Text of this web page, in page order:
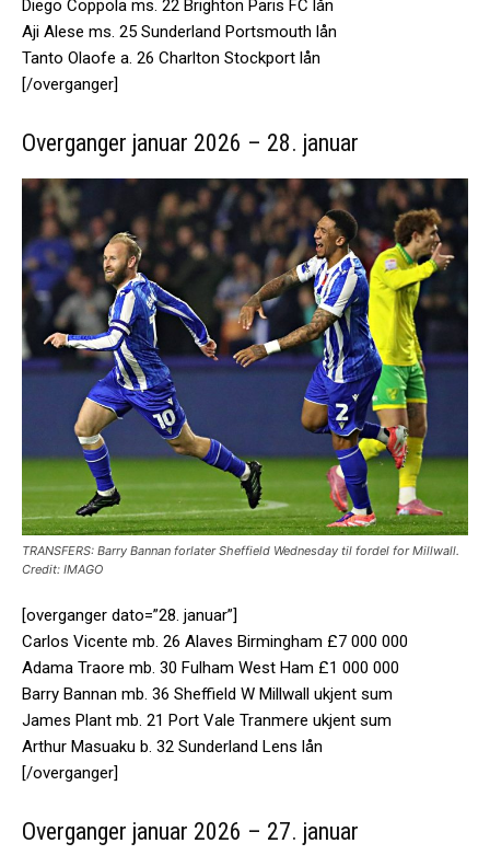
Diego Coppola ms. 22 Brighton Paris FC lån
Aji Alese ms. 25 Sunderland Portsmouth lån
Tanto Olaofe a. 26 Charlton Stockport lån
[/overganger]
Overganger januar 2026 – 28. januar
TRANSFERS: Barry Bannan forlater Sheffield Wednesday til fordel for Millwall.
Credit: IMAGO
[overganger dato=”28. januar”]
Carlos Vicente mb. 26 Alaves Birmingham £7 000 000
Adama Traore mb. 30 Fulham West Ham £1 000 000
Barry Bannan mb. 36 Sheffield W Millwall ukjent sum
James Plant mb. 21 Port Vale Tranmere ukjent sum
Arthur Masuaku b. 32 Sunderland Lens lån
[/overganger]
Overganger januar 2026 – 27. januar